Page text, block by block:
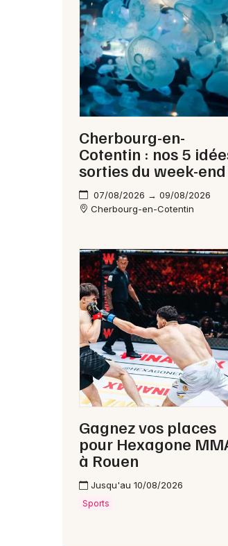
Cherbourg-en-
Cotentin : nos 5
sorties du week-end
07/08/2026 → 09/08/2026
Cherbourg-en-Cotentin
Gagnez vos places
pour Hexagone
à Rouen
Jusqu'au 10/08/2026
Sports